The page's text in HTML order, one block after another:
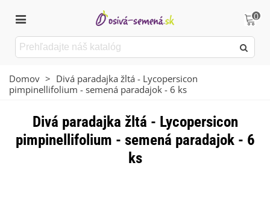
0
Domov > Divá paradajka žltá - Lycopersicon
pimpinellifolium - semená paradajok - 6 ks
Divá paradajka žltá - Lycopersicon
pimpinellifolium - semená paradajok - 6
ks